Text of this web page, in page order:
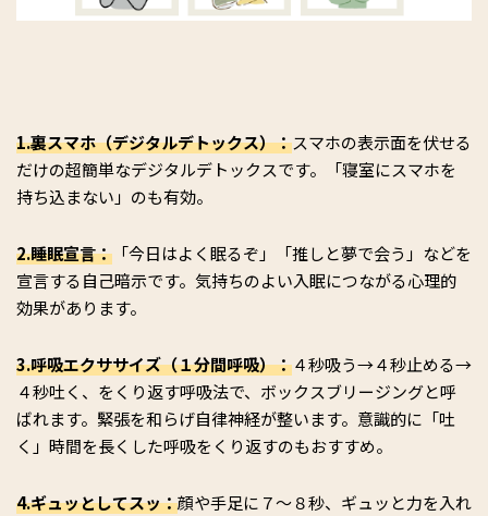
1.裏スマホ（デジタルデトックス）：スマホの表示面を伏せる
だけの超簡単なデジタルデトックスです。「寝室にスマホを
持ち込まない」のも有効。
2.睡眠宣言： 「今日はよく眠るぞ」「推しと夢で会う」などを
宣言する自己暗示です。気持ちのよい入眠につながる心理的
効果があります。
3.呼吸エクササイズ（１分間呼吸）：４秒吸う→４秒止める→
４秒吐く、をくり返す呼吸法で、ボックスブリージングと呼
ばれます。緊張を和らげ自律神経が整います。意識的に「吐
く」時間を長くした呼吸をくり返すのもおすすめ。
4.ギュッとしてスッ：顔や手足に７～８秒、ギュッと力を入れ